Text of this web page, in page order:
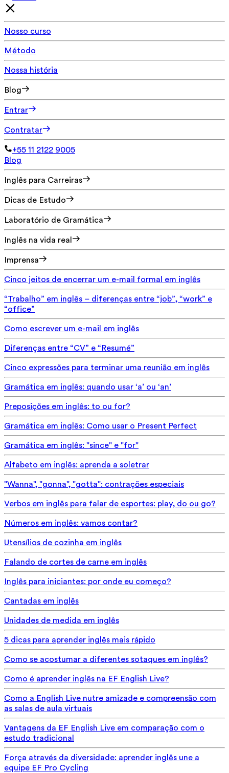
Nosso curso
Método
Nossa história
Blog
Entrar
Contratar
+55 11 2122 9005
Blog
Inglês para Carreiras
Dicas de Estudo
Laboratório de Gramática
Inglês na vida real
Imprensa
Cinco jeitos de encerrar um e-mail formal em inglês
“Trabalho” em inglês – diferenças entre “job”, “work” e
“office”
Como escrever um e-mail em inglês
Diferenças entre “CV” e “Resumé”
Cinco expressões para terminar uma reunião em inglês
Gramática em inglês: quando usar ‘a’ ou ‘an’
Preposições em inglês: to ou for?
Gramática em inglês: Como usar o Present Perfect
Gramática em inglês: "since" e "for"
Alfabeto em inglês: aprenda a soletrar
"Wanna", "gonna", "gotta": contrações especiais
Verbos em inglês para falar de esportes: play, do ou go?
Números em inglês: vamos contar?
Utensílios de cozinha em inglês
Falando de cortes de carne em inglês
Inglês para iniciantes: por onde eu começo?
Cantadas em inglês
Unidades de medida em inglês
5 dicas para aprender inglês mais rápido
Como se acostumar a diferentes sotaques em inglês?
Como é aprender inglês na EF English Live?
Como a English Live nutre amizade e compreensão com
as salas de aula virtuais
Vantagens da EF English Live em comparação com o
estudo tradicional
Força através da diversidade: aprender inglês une a
equipe EF Pro Cycling